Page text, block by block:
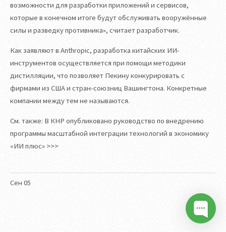
Сен 05
возможности для разработки приложений и сервисов,
которые в конечном итоге будут обслуживать вооружённые
силы и разведку противника», считает разработчик.
Как заявляют в Anthropic, разработка китайских ИИ-
инструментов осуществляется при помощи методики
дистилляции, что позволяет Пекину конкурировать с
фирмами из США и стран-союзниц Вашингтона. Конкретные
компании между тем не называются.
См. также: В КНР опубликовано руководство по внедрению
программы масштабной интеграции технологий в экономику
«ИИ плюс» >>>